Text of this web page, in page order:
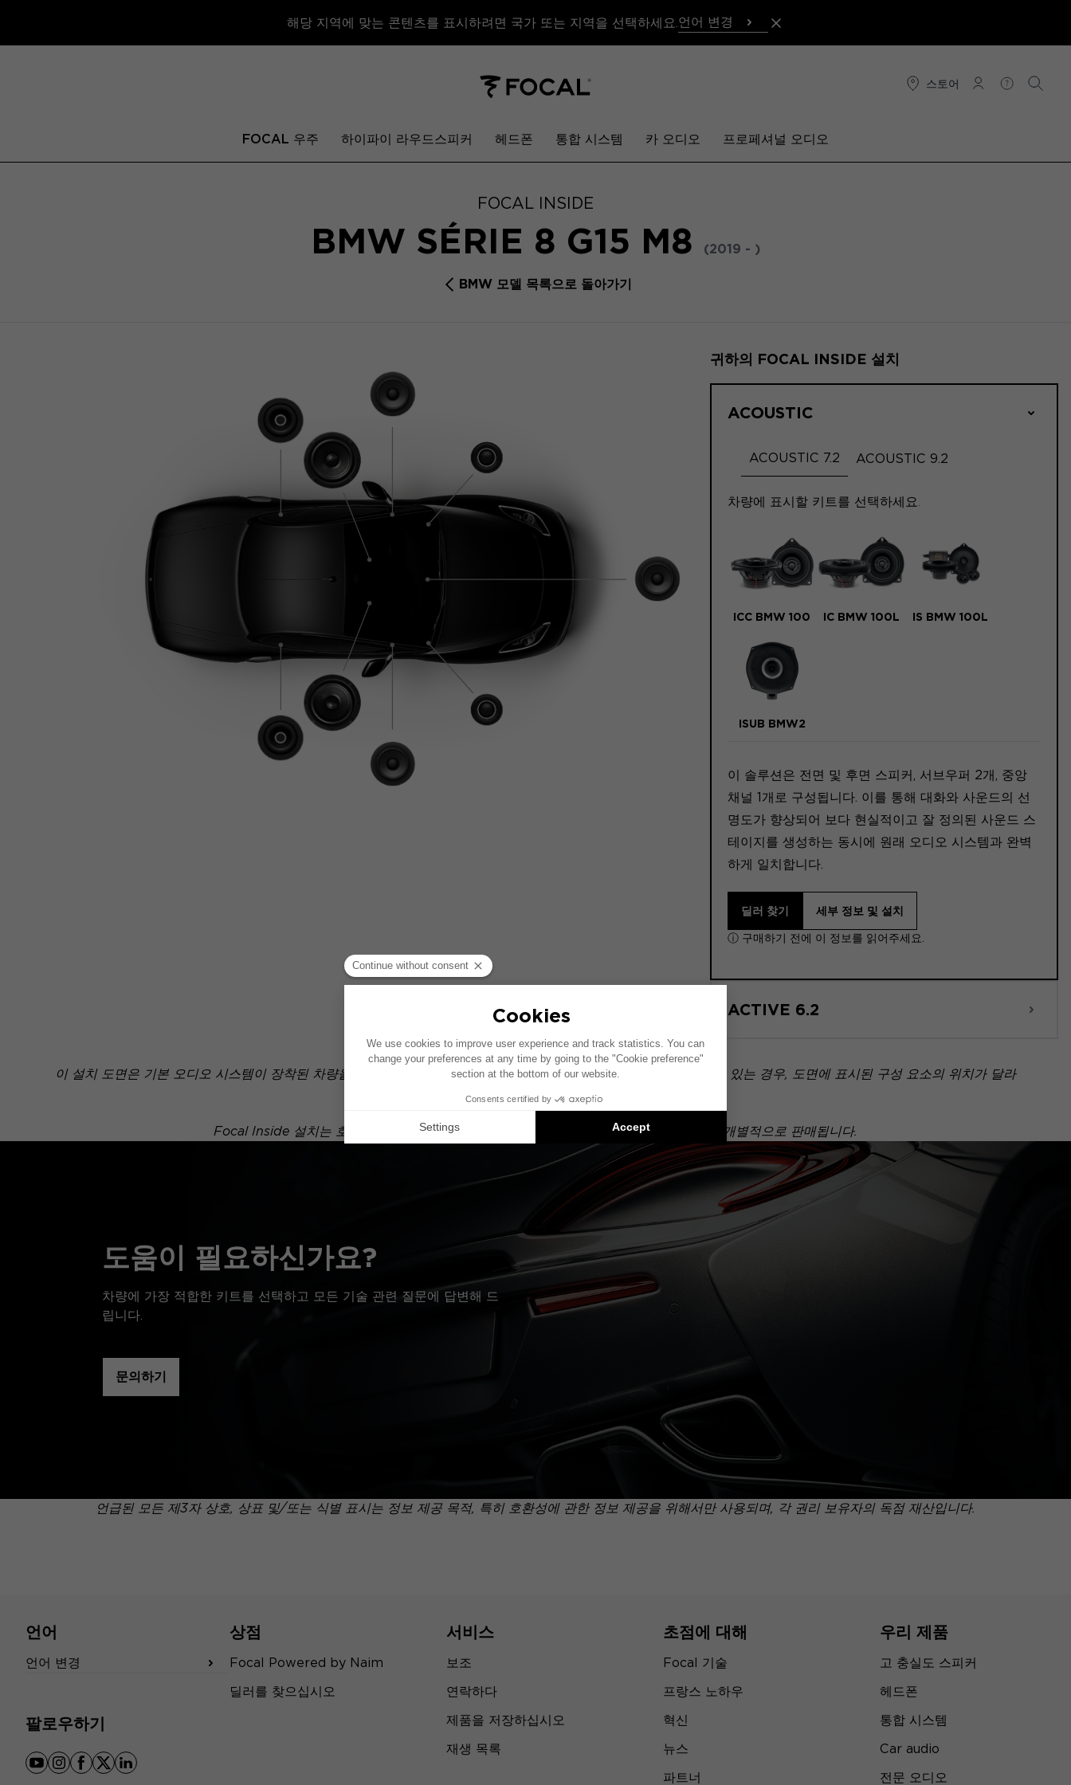
해당 지역에 맞는 콘텐츠를 표시하려면 국가 또는 지역을 선택하세요. 언어 변경
스토어
연결 도움말검색
FOCAL 우주 하이파이 라우드스피커 헤드폰 통합 시스템 카 오디오 프로페셔널 오디오
FOCAL INSIDE
BMW SÉRIE 8 G15 M8 (2019 - )
BMW 모델 목록으로 돌아가기
귀하의 FOCAL INSIDE 설치
ACOUSTIC
ACOUSTIC 7.2 ACOUSTIC 9.2
차량에 표시할 키트를 선택하세요.
ICC BMW 100 IC BMW 100L IS BMW 100L
ISUB BMW2
이 솔루션은 전면 및 후면 스피커, 서브우퍼 2개, 중앙
채널 1개로 구성됩니다. 이를 통해 대화와 사운드의 선
명도가 향상되어 보다 현실적이고 잘 정의된 사운드 스
테이지를 생성하는 동시에 원래 오디오 시스템과 완벽
하게 일치합니다.
딜러 찾기 세부 정보 및 설치
ⓘ 구매하기 전에 이 정보를 읽어주세요.
ACTIVE 6.2
이 설치 도면은 기본 오디오 시스템이 장착된 차량을 기준으로 제작되었습니다. 차량에 특정 하이파이 옵션이 장착되어 있는 경우, 도면에 표시된 구성 요소의 위치가 달라
질 수 있습니다.
Focal Inside 설치는 호환 가능한 제품에 대한 제안입니다: 각 구성 요소는 패키지가 아닌 개별적으로 판매됩니다.
도움이 필요하신가요?
차량에 가장 적합한 키트를 선택하고 모든 기술 관련 질문에 답변해 드
립니다.
문의하기
언급된 모든 제3자 상호, 상표 및/또는 식별 표시는 정보 제공 목적, 특히 호환성에 관한 정보 제공을 위해서만 사용되며, 각 권리 보유자의 독점 재산입니다.
언어
언어 변경
팔로우하기
youtube
instagram
facebook
x linkedin
상점
Focal Powered by Naim
딜러를 찾으십시오
서비스
보조
연락하다
제품을 저장하십시오
재생 목록
초점에 대해
Focal 기술
프랑스 노하우
혁신
뉴스
파트너
우리 제품
고 충실도 스피커
헤드폰
통합 시스템
Car audio
전문 오디오